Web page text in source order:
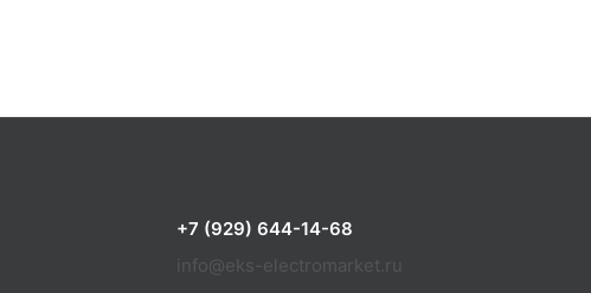
+7 (929) 644-14-68
info@eks-electromarket.ru